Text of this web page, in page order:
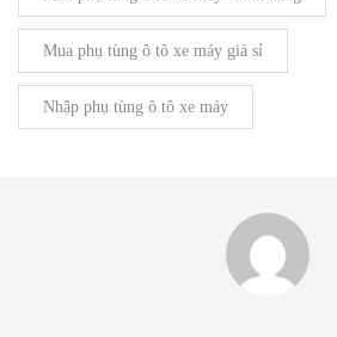
Mua phụ tùng ô tô xe máy giá sỉ
Nhập phụ tùng ô tô xe máy